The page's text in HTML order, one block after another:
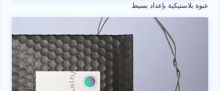
عبوة بلاستيكية بإعداد بسيط